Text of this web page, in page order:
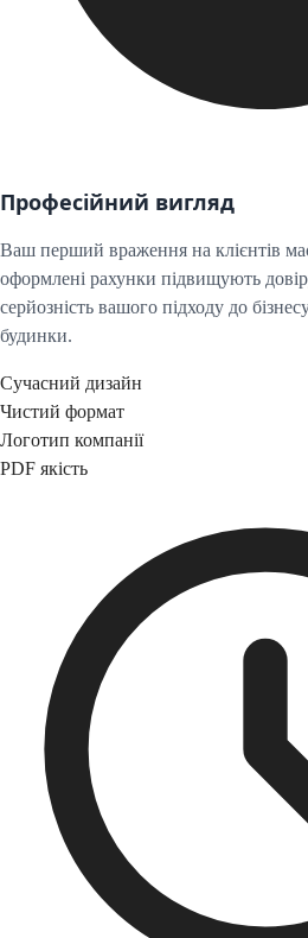
Професійний вигляд
Ваш перший враження на клієнтів
оформлені рахунки підвищують
серйозність вашого підходу до
будинки.
Сучасний дизайн
Чистий формат
Логотип компанії
PDF якість